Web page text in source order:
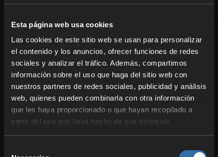
Esta página web usa cookies
Las cookies de este sitio web se usan para personalizar
el contenido y los anuncios, ofrecer funciones de redes
sociales y analizar el tráfico. Además, compartimos
información sobre el uso que haga del sitio web con
nuestros partners de redes sociales, publicidad y análisis
web, quienes pueden combinarla con otra información
que les haya proporcionado o que hayan recopilado a
partir del uso que haya hecho de sus servicios.
adicionales+15%
Siembra(17 ventajas):
: Parterre de flores y silo
Velocidad de maduración
de los
cultivos +20%
Rendimientode los campos+30%
Generación de energía
Tecnología: Poste eléctrico
Capacidad de almacenamiento